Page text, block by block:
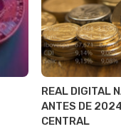
REAL DIGITAL
ANTES DE
CENTRAL